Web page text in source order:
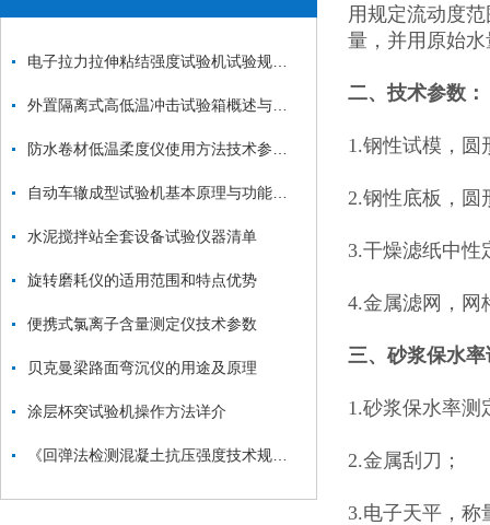
水泥搅拌站全套设备试验仪器清单
旋转磨耗仪的适用范围和特点优势
便携式氯离子含量测定仪技术参数
贝克曼梁路面弯沉仪的用途及原理
涂层杯突试验机操作方法详介
用规定流动度
量，并用原始
二、技术参数：
1.钢性试模，圆
2.钢性底板，圆
3.干燥滤纸中性
4.金属滤网，网
三、砂浆保水
1.砂浆保水率测
2.金属刮刀；
3.电子天平，称